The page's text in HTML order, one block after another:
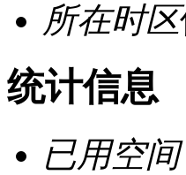
所在时区
统计信息
已用空间